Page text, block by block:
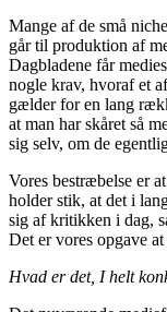
Mange af de små
går til produktion af
Dagbladene får
nogle krav, hvoraf et
gælder for en lang
at man har skåret så
sig selv, om de
Vores bestræbelse er
holder stik, at det i
sig af kritikken i dag,
Det er vores opgave
Hvad er det, I helt